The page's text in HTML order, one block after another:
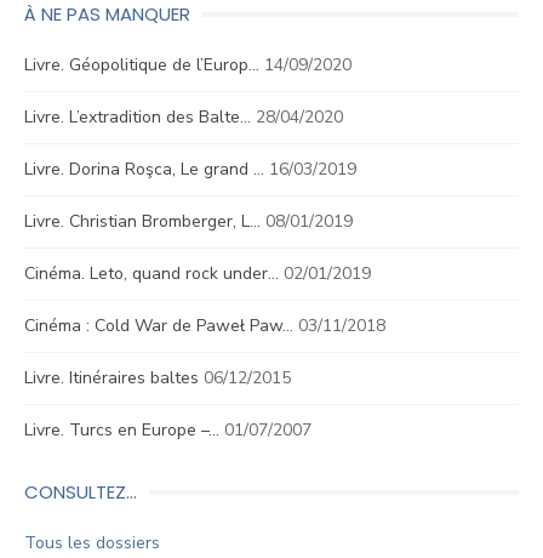
À NE PAS MANQUER
Livre. Géopolitique de l’Europ… 14/09/2020
Livre. L’extradition des Balte… 28/04/2020
Livre. Dorina Roşca, Le grand … 16/03/2019
Livre. Christian Bromberger, L… 08/01/2019
Cinéma. Leto, quand rock under… 02/01/2019
Cinéma : Cold War de Paweł Paw… 03/11/2018
Livre. Itinéraires baltes 06/12/2015
Livre. Turcs en Europe –… 01/07/2007
CONSULTEZ…
Tous les dossiers